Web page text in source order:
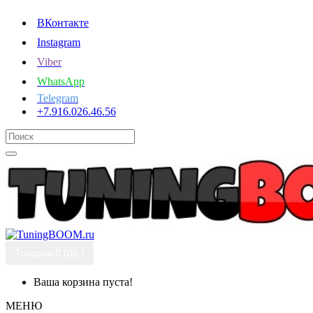
ВКонтакте
Instagram
Viber
WhatsApp
Telegram
+7.916.026.46.56
Ваша корзина пуста!
МЕНЮ